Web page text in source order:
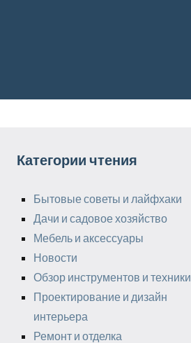
Категории чтения
Бытовые советы и лайфхаки
Дачи и садовое хозяйство
Мебель и аксессуары
Новости
Обзор инструментов и техники
Проектирование и дизайн
интерьера
Ремонт и отделка